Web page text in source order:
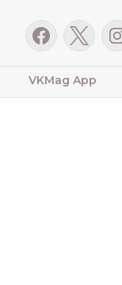
VKMag App